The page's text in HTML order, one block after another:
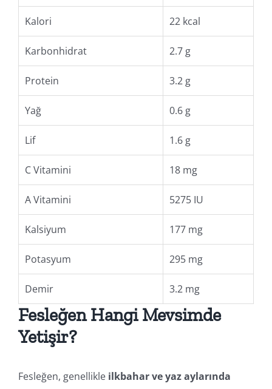
Kalori 22 kcal
Karbonhidrat 2.7 g
Protein 3.2 g
Yağ 0.6 g
Lif 1.6 g
C Vitamini 18 mg
A Vitamini 5275 IU
Kalsiyum 177 mg
Potasyum 295 mg
Demir 3.2 mg
Fesleğen Hangi Mevsimde
Yetişir?
Fesleğen, genellikle ilkbahar ve yaz aylarında